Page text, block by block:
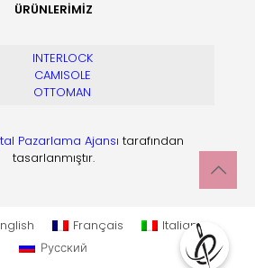
ÜRÜNLERİMİZ
INTERLOCK
CAMISOLE
OTTOMAN
Pazarlama Ajansı tarafından
tasarlanmıştır.
Français
Italiano
Русский